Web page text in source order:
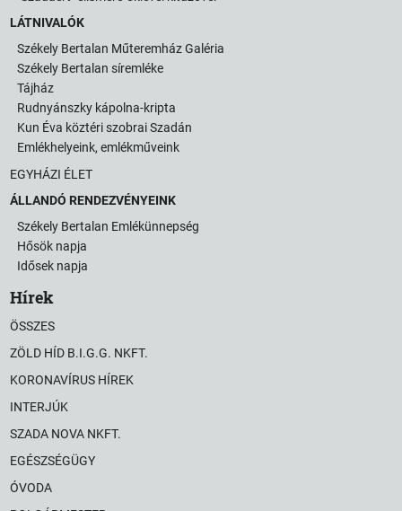
LÁTNIVALÓK
Székely Bertalan Műteremház Galéria
Székely Bertalan síremléke
Tájház
Rudnyánszky kápolna-kripta
Kun Éva köztéri szobrai Szadán
Emlékhelyeink, emlékműveink
EGYHÁZI ÉLET
ÁLLANDÓ RENDEZVÉNYEINK
Székely Bertalan Emlékünnepség
Hősök napja
Idősek napja
Hírek
ÖSSZES
ZÖLD HÍD B.I.G.G. NKFT.
KORONAVÍRUS HÍREK
INTERJÚK
SZADA NOVA NKFT.
EGÉSZSÉGÜGY
ÓVODA